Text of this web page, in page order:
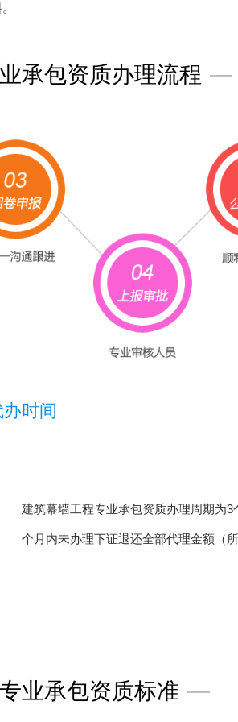
承包资质办理流程 —
时间
建筑幕墙工程专业承包资质办理周期为3
个月内未办理下证退还全部代理金额（所
业承包资质标准 —